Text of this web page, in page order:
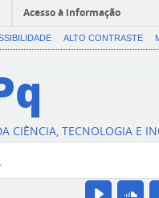
Acesso à informação
ALTO CONTRASTE
CIÊNCIA, TECNOLOGIA E